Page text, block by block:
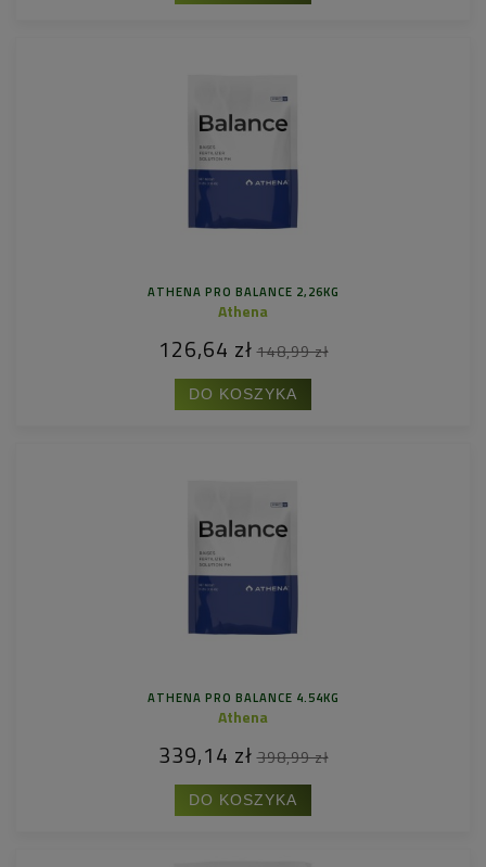
ATHENA PRO BALANCE 2,26KG
Athena
126,64 zł 148,99 zł
DO KOSZYKA
ATHENA PRO BALANCE 4.54KG
Athena
339,14 zł 398,99 zł
DO KOSZYKA